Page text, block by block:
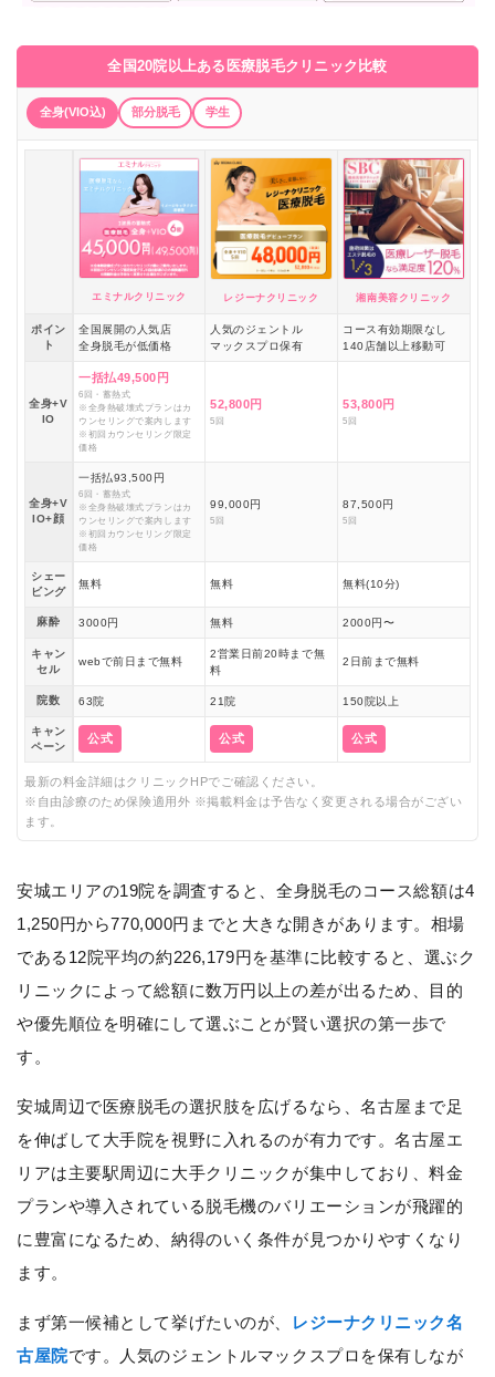
全国20院以上ある医療脱毛クリニック比較
全身(VIO込) 部分脱毛 学生
エミナルクリニック レジーナクリニック 湘南美容クリニック
ポイン
ト
全国展開の人気店
全身脱毛が低価格
人気のジェントル
マックスプロ保有
コース有効期限なし
140店舗以上移動可
全身+V
IO
一括払49,500円
6回・蓄熱式
※全身熱破壊式プランはカ
ウンセリングで案内します
※初回カウンセリング限定
価格
52,800円
5回
53,800円
5回
全身+V
IO+顔
一括払93,500円
6回・蓄熱式
※全身熱破壊式プランはカ
ウンセリングで案内します
※初回カウンセリング限定
価格
99,000円
5回
87,500円
5回
シェー
ビング
無料 無料 無料(10分)
麻酔 3000円 無料 2000円〜
キャン
セル
webで前日まで無料
2営業日前20時まで無
料
2日前まで無料
院数 63院 21院 150院以上
キャン
ペーン
公式 公式 公式
最新の料金詳細はクリニックHPでご確認ください。
※自由診療のため保険適用外 ※掲載料金は予告なく変更される場合がござい
ます。
安城エリアの19院を調査すると、全身脱毛のコース総額は4
1,250円から770,000円までと大きな開きがあります。相場
である12院平均の約226,179円を基準に比較すると、選ぶク
リニックによって総額に数万円以上の差が出るため、目的
や優先順位を明確にして選ぶことが賢い選択の第一歩で
す。
安城周辺で医療脱毛の選択肢を広げるなら、名古屋まで足
を伸ばして大手院を視野に入れるのが有力です。名古屋エ
リアは主要駅周辺に大手クリニックが集中しており、料金
プランや導入されている脱毛機のバリエーションが飛躍的
に豊富になるため、納得のいく条件が見つかりやすくなり
ます。
まず第一候補として挙げたいのが、
レジーナクリニック名
古屋院です。人気のジェントルマックスプロを保有しなが